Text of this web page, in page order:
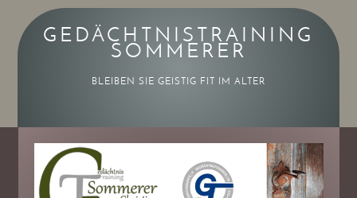
GEDÄCHTNISTRAINING
SOMMERER
BLEIBEN SIE GEISTIG FIT IM ALTER